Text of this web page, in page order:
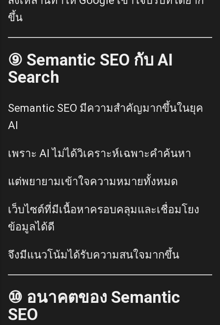
ขึ้น
⑨ Semantic SEO กับ AI
Search
Semantic SEO มีความสำคัญมากขึ้นในยุค
AI
เพราะ AI ไม่ได้วิเคราะห์เฉพาะคำค้นหา
แต่พยายามเข้าใจความหมายทั้งหมด
เว็บไซต์ที่มีเนื้อหาครอบคลุมและเชื่อมโยง
ข้อมูลได้ดี
จึงมีแนวโน้มได้รับความสนใจมากขึ้น
⑩ อนาคตของ Semantic
SEO